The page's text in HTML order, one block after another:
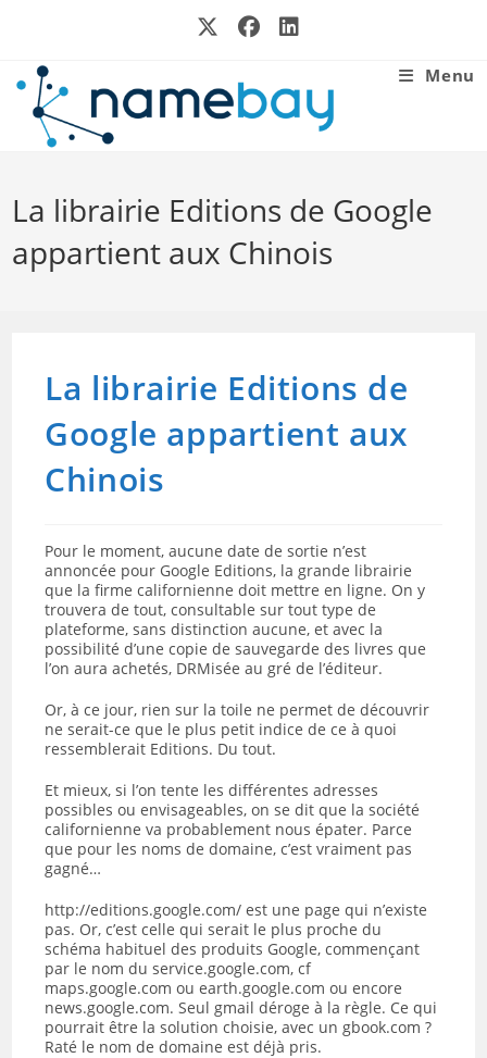
Menu
La librairie Editions de Google
appartient aux Chinois
La librairie Editions de
Google appartient aux
Chinois
Pour le moment, aucune date de sortie n’est
annoncée pour Google Editions, la grande librairie
que la firme californienne doit mettre en ligne. On y
trouvera de tout, consultable sur tout type de
plateforme, sans distinction aucune, et avec la
possibilité d’une copie de sauvegarde des livres que
l’on aura achetés, DRMisée au gré de l’éditeur.
Or, à ce jour, rien sur la toile ne permet de découvrir
ne serait-ce que le plus petit indice de ce à quoi
ressemblerait Editions. Du tout.
Et mieux, si l’on tente les différentes adresses
possibles ou envisageables, on se dit que la société
californienne va probablement nous épater. Parce
que pour les noms de domaine, c’est vraiment pas
gagné…
http://editions.google.com/ est une page qui n’existe
pas. Or, c’est celle qui serait le plus proche du
schéma habituel des produits Google, commençant
par le nom du service.google.com, cf
maps.google.com ou earth.google.com ou encore
news.google.com. Seul gmail déroge à la règle. Ce qui
pourrait être la solution choisie, avec un gbook.com ?
Raté le nom de domaine est déjà pris.